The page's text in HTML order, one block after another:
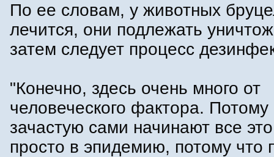
По ее словам, у животных
лечится, они подлежать
затем следует процесс
"Конечно, здесь очень много от
человеческого фактора.
зачастую сами начинают все
просто в эпидемию, потому что